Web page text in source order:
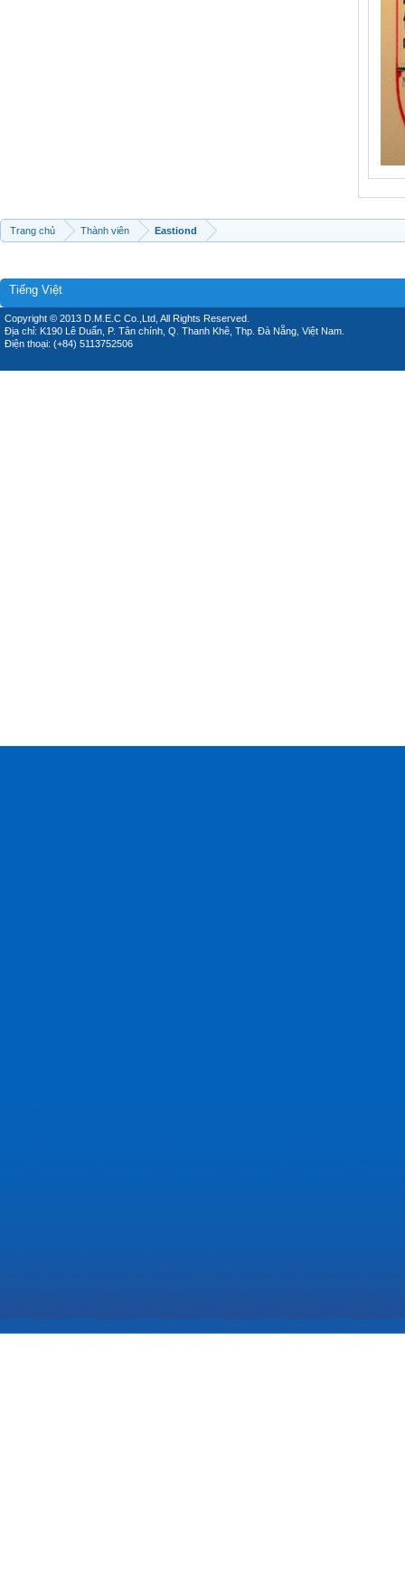
Trang chủ Thành viên Eastiond
Tiếng Việt
Copyright © 2013 D.M.E.C Co.,Ltd, All Rights Reserved.
Địa chỉ: K190 Lê Duẩn, P. Tân chính, Q. Thanh Khê, Thp. Đà Nẵng, Việt Nam.
Điện thoại: (+84) 5113752506